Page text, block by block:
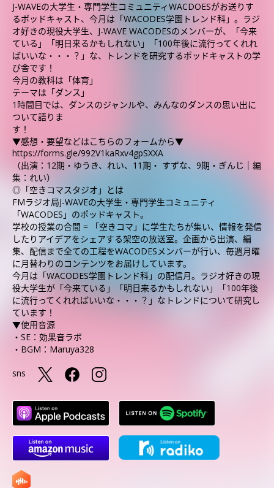
J-WAVEの大学生・専門学生コミュニティWACDOESがお送りす
るポッドキャスト、今月は「WACODES学園トレンド科」。ラジ
オ好きの現役大学生、J-WAVE WACODESのメンバーが、「今来
ている」「明日来るかもしれない」「100年後に流行ってくれれ
ばいいな・・・？」な、トレンドを研究するポッドキャストの学
び舎です！
今月の教科は「体育」
テーマは「ダンス」
1時間目では、ダンスのジャンルや、みんなのダンスの思い出に
ついて語りま
▼感想・要望などはこちらのフォームから▼
https://forms.gle/992V1kaRxv4gpSXXA
（出演：12期・ゆうき、れい、11期・ すずな、9期・ぎんじ｜編
集：れい）
◎「空きコマスタジオ」とは
FMラジオ局J-WAVEの大学生・専門学生コミュニティ
「WACODES」のポッドキャスト。
学校の授業の合間 = 「空きコマ」に学生たちが集い、情報を発信
したりアイデアをシェアする架空の放送室。企画から出演、編
集、配信まで全ての工程をWACODESメンバーが行い、毎週月曜
に月替わりのコンテンツをお届けしています。
今月は「WACODES学園トレンド科」の配信月。ラジオ好きの現
役大学生が「今来ている」「明日来るかもしれない」「100年後
に流行ってくれればいいな・・・？」なトレンドについて研究し
ています！
▼使用音源
・SE：効果音ラボ
・BGM：Maruya328
sns